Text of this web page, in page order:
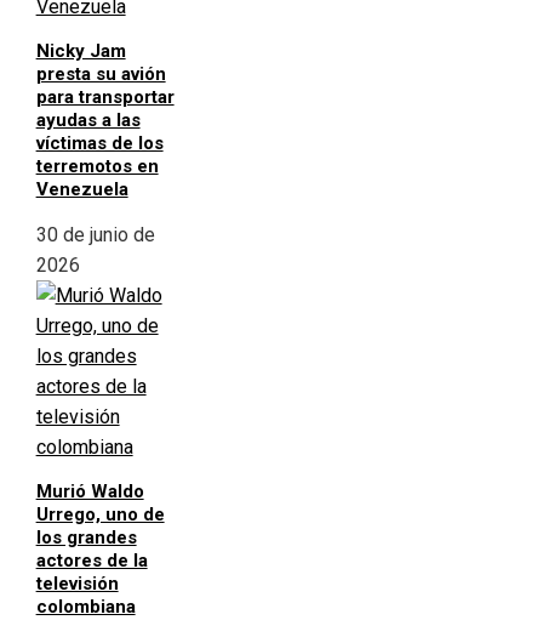
Nicky Jam
presta su avión
para transportar
ayudas a las
víctimas de los
terremotos en
Venezuela
30 de junio de
2026
Murió Waldo
Urrego, uno de
los grandes
actores de la
televisión
colombiana